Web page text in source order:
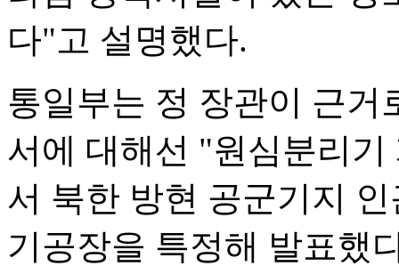
다"고 설명했다.
통일부는 정 장관이 근거
서에 대해선 "원심분리
서 북한 방현 공군기지
기공장을 특정해 발표했